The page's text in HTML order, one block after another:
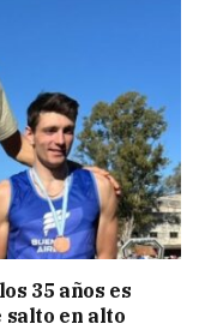
35 años es
salto en alto